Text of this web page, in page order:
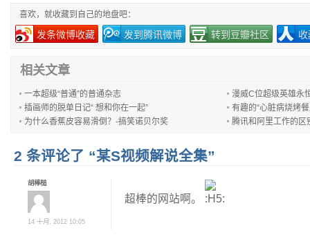
喜欢，就收藏到自己的地盘吧：
发条微博收藏 发到腾讯微博 转到豆瓣社区
相关文章
一本超级“普通”的普通杂志
漫威C位超级英雄永
插画师的脱单日记“ 想和你在一起”
有趣的“心脏病烧烤
为什么香蕉皮容易滑倒？-搞笑诺贝尔奖
腾讯和阿里工作的区
2 条评论了 “某S视频解说全集”
胡棒槌
14 十月, 2012 10:05
超棒的网站啊。